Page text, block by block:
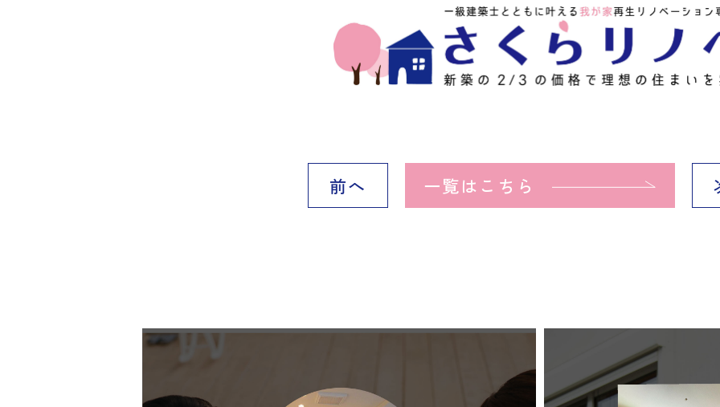
前へ 一覧はこちら